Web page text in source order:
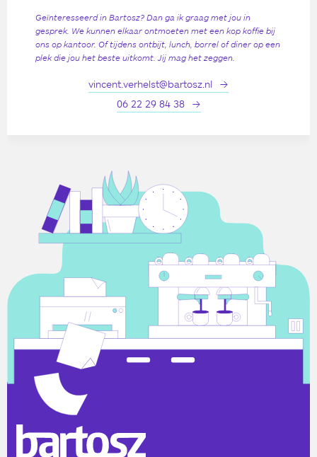
Geïnteresseerd in Bartosz? Dan ga ik graag met jou in
gesprek. We kunnen elkaar ontmoeten met een kop koffie bij
ons op kantoor. Of tijdens ontbijt, lunch, borrel of diner op een
plek die jou het beste uitkomt. Jij mag het zeggen.
vincent.verhelst@bartosz.nl
06 22 29 84 38